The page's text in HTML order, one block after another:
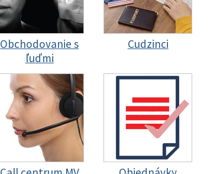
Obchodovanie s
ľuďmi
Cudzinci